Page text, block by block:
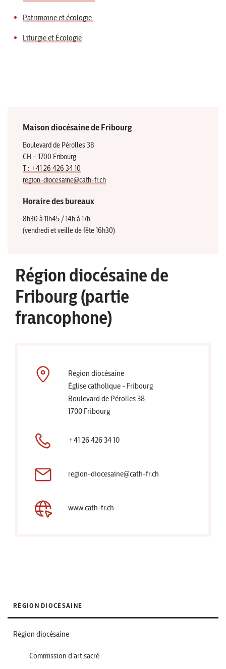
Patrimoine et écologie
Liturgie et Écologie
Maison diocésaine de Fribourg
Boulevard de Pérolles 38
CH – 1700 Fribourg
T : +41 26 426 34 10
region-diocesaine@cath-fr.ch
Horaire des bureaux
8h30 à 11h45 / 14h à 17h
(vendredi et veille de fête 16h30)
Région diocésaine de
Fribourg (partie
francophone)
Région diocésaine
Église catholique - Fribourg
Boulevard de Pérolles 38
1700 Fribourg
+41 26 426 34 10
region-diocesaine@cath-fr.ch
www.cath-fr.ch
RÉGION DIOCÉSAINE
Région diocésaine
Commission d’art sacré